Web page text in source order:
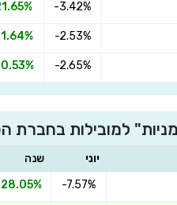
-3.42%
-2.53%
-2.65%
למובילות בחברת
יוני שנה
-7.57%
28.05%
הצטרפו